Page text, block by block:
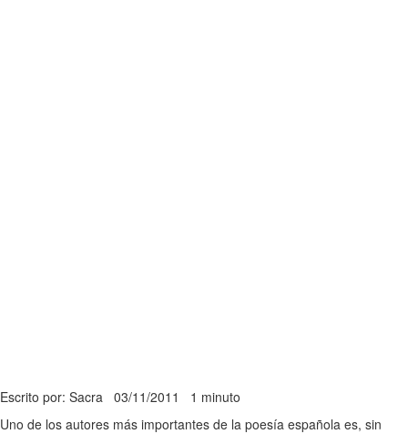
Escrito por: Sacra 03/11/2011 1 minuto
Uno de los autores más importantes de la poesía española es, sin